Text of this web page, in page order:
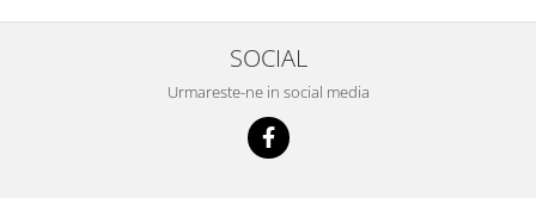
SOCIAL
Urmareste-ne in social media